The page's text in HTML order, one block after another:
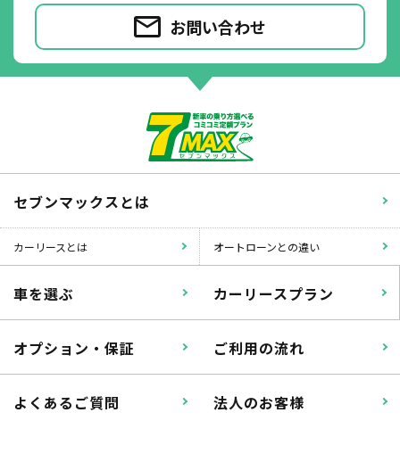
お問い合わせ
セブンマックスとは
カーリースとは オートローンとの違い
車を選ぶ カーリースプラン
オプション・保証 ご利用の流れ
よくあるご質問 法人のお客様